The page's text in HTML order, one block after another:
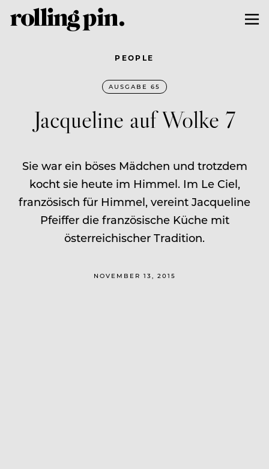
PEOPLE
AUSGABE 65
Jacqueline auf Wolke 7
Sie war ein böses Mädchen und trotzdem
kocht sie heute im Himmel. Im Le Ciel,
französisch für Himmel, vereint Jacqueline
Pfeiffer die französische Küche mit
österreichischer Tradition.
NOVEMBER 13, 2015